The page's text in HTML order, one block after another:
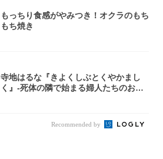
もっちり食感がやみつき！オクラのもち
もち焼き
寺地はるな『きよくしぶとくやかまし
く』-死体の隣で始まる婦人たちのお茶
Recommended by